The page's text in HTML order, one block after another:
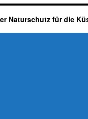
Naturschutz für die